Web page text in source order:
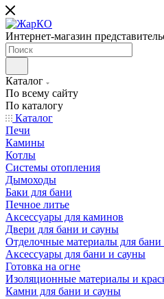
Интернет-магазин
Каталог
По всему сайту
По каталогу
Каталог
Печи
Камины
Котлы
Системы отопления
Дымоходы
Баки для бани
Печное литье
Аксессуары для каминов
Двери для бани и сауны
Отделочные материалы для
Аксессуары для бани и сауны
Готовка на огне
Изоляционные материалы и
Камни для бани и сауны